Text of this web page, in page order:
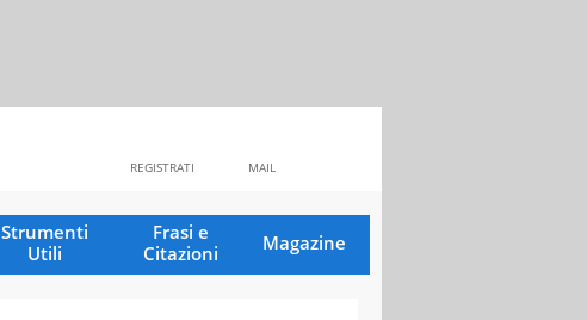
MAIL
REGISTRATI
Strumenti
Utili
Frasi e
Citazioni
Magazine